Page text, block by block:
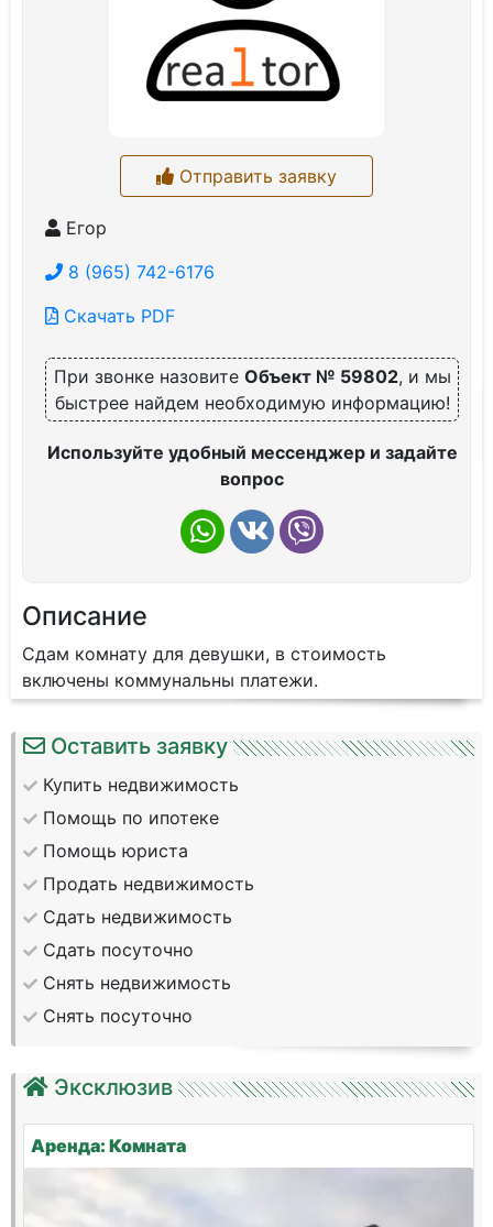
Отправить заявку
Егор
8 (965) 742-6176
Скачать PDF
При звонке назовите Объект № 59802, и мы
быстрее найдем необходимую информацию!
Используйте удобный мессенджер и задайте
вопрос
Описание
Сдам комнату для девушки, в стоимость
включены коммунальны платежи.
Оставить заявку
Купить недвижимость
Помощь по ипотеке
Помощь юриста
Продать недвижимость
Сдать недвижимость
Сдать посуточно
Снять недвижимость
Снять посуточно
Эксклюзив
Аренда: Комната